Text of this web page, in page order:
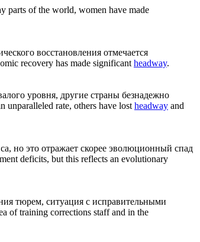
parts of the world, women have made
восстановления отмечается
recovery has made significant headway.
уровня, другие страны безнадежно
unparalleled rate, others have lost headway and
но это отражает скорее эволюционный спад
deficits, but this reflects an evolutionary
тюрем, ситуация с исправительными
of training corrections staff and in the